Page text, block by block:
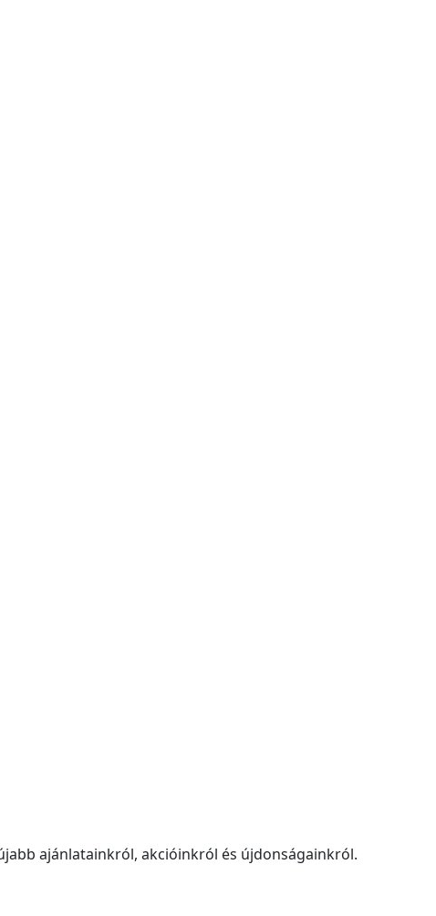
ajánlatainkról, akcióinkról és újdonságainkról.